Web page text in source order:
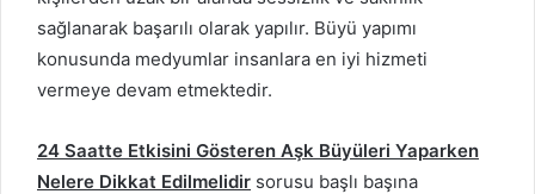
sağlanarak başarılı olarak yapılır. Büyü yapımı
konusunda medyumlar insanlara en iyi hizmeti
vermeye devam etmektedir.
24 Saatte Etkisini Gösteren Aşk Büyüleri Yaparken
Nelere Dikkat Edilmelidir sorusu başlı başına